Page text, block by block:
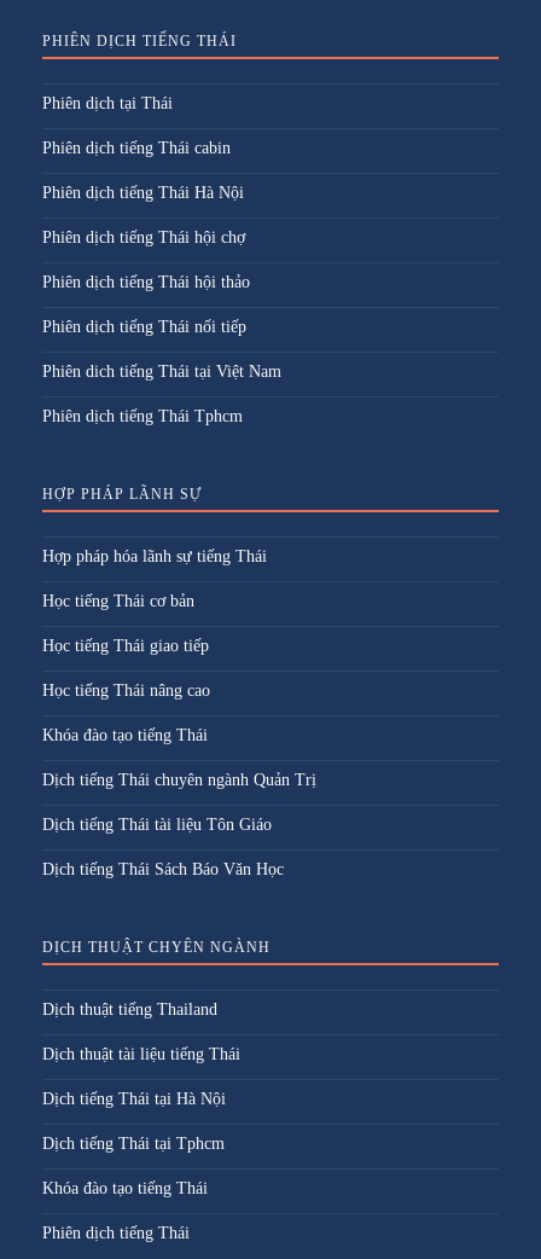
PHIÊN DỊCH TIẾNG THÁI
Phiên dịch tại Thái
Phiên dịch tiếng Thái cabin
Phiên dịch tiếng Thái Hà Nội
Phiên dịch tiếng Thái hội chợ
Phiên dịch tiếng Thái hội thảo
Phiên dịch tiếng Thái nối tiếp
Phiên dich tiếng Thái tại Việt Nam
Phiên dịch tiếng Thái Tphcm
HỢP PHÁP LÃNH SỰ
Hợp pháp hóa lãnh sự tiếng Thái
Học tiếng Thái cơ bản
Học tiếng Thái giao tiếp
Học tiếng Thái nâng cao
Khóa đào tạo tiếng Thái
Dịch tiếng Thái chuyên ngành Quản Trị
Dịch tiếng Thái tài liệu Tôn Giáo
Dịch tiếng Thái Sách Báo Văn Học
DỊCH THUẬT CHYÊN NGÀNH
Dịch thuật tiếng Thailand
Dịch thuật tài liệu tiếng Thái
Dịch tiếng Thái tại Hà Nội
Dịch tiếng Thái tại Tphcm
Khóa đào tạo tiếng Thái
Phiên dịch tiếng Thái